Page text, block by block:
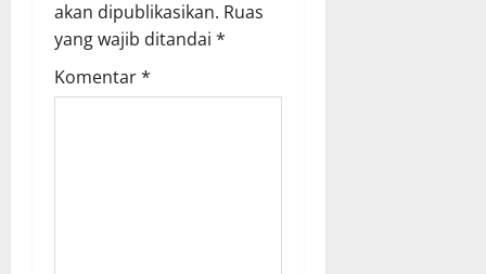
g
a
akan dipublikasikan. Ruas
yang wajib ditandai *
Komentar*